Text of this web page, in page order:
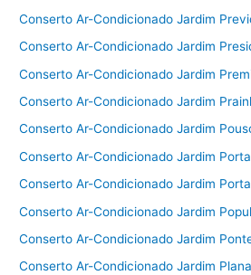
Conserto Ar-Condicionado Jardim
Conserto Ar-Condicionado Jardim
Conserto Ar-Condicionado Jardim
Conserto Ar-Condicionado Jardim
Conserto Ar-Condicionado Jardim
Conserto Ar-Condicionado Jardim
Conserto Ar-Condicionado Jardim
Conserto Ar-Condicionado Jardim
Conserto Ar-Condicionado Jardim
Conserto Ar-Condicionado Jardim